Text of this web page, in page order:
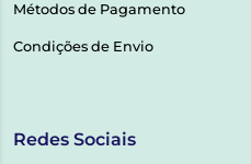
Métodos de Pagamento
Condições de Envio
Redes Sociais